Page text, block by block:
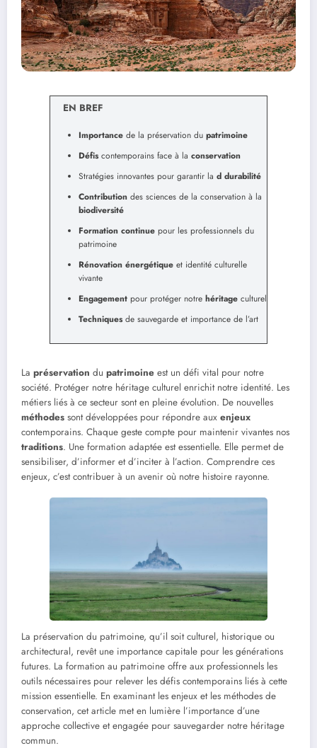
EN BREF
Importance de la préservation du patrimoine
Défiscontemporains face à la conservation
Stratégies innovantes pour garantir la d durabilité
Contribution des sciences de la conservation à la
biodiversité
Formation continue pour les professionnels du
patrimoine
Rénovation énergétique et identité culturelle
vivante
Engagement pour protéger notre héritage culturel
Techniquesde sauvegarde et importance de l’art
La préservation du patrimoine est un défi vital pour notre
société. Protéger notre héritage culturel enrichit notre identité. Les
métiers liés à ce secteur sont en pleine évolution. De nouvelles
méthodes sont développées pour répondre aux enjeux
contemporains. Chaque geste compte pour maintenir vivantes nos
traditions. Une formation adaptée est essentielle. Elle permet de
sensibiliser, d’informer et d’inciter à l’action. Comprendre ces
enjeux, c’est contribuer à un avenir où notre histoire rayonne.
La préservation du patrimoine, qu’il soit culturel, historique ou
architectural, revêt une importance capitale pour les générations
futures. La formation au patrimoine offre aux professionnels les
outils nécessaires pour relever les défis contemporains liés à cette
mission essentielle. En examinant les enjeux et les méthodes de
conservation, cet article met en lumière l’importance d’une
approche collective et engagée pour sauvegarder notre héritage
commun.